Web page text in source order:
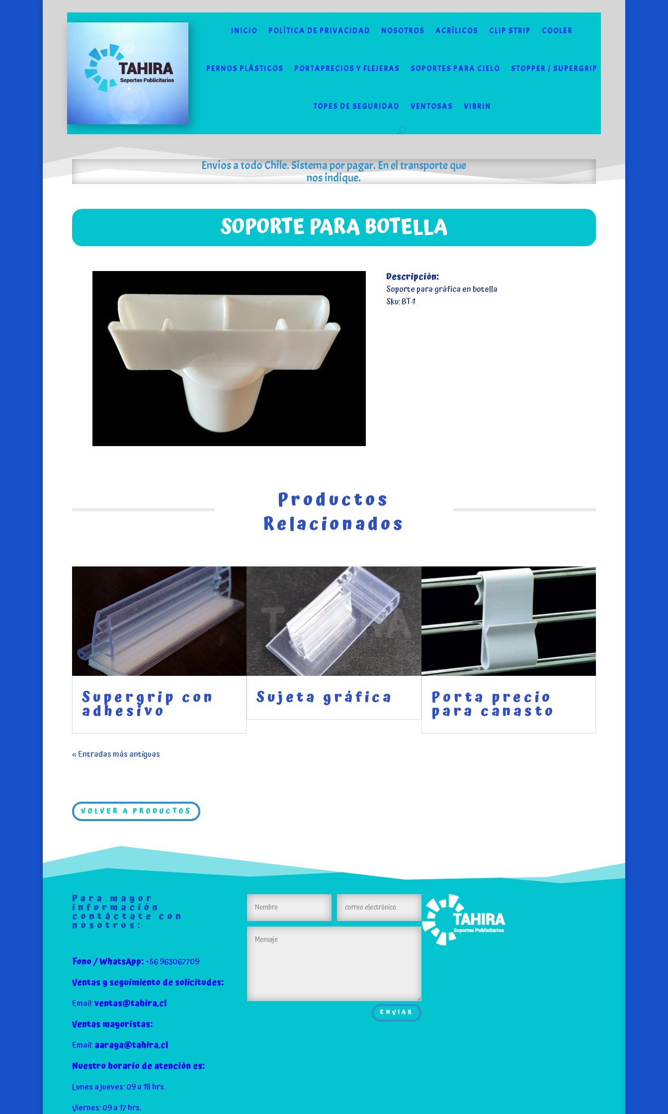
INICIO POLÍTICA DE PRIVACIDAD NOSOTROS ACRÍLICOS CLIP STRIP COOLER
PERNOS PLÁSTICOS PORTAPRECIOS Y FLEJERAS SOPORTES PARA CIELO STOPPER / SUPERGRIP
TOPES DE SEGURIDAD VENTOSAS VIBRIN
Envios a todo Chile. Sistema por pagar. En el transporte que
nos indique.
SOPORTE PARA BOTELLA
Descripción:
Soporte para gráfica en botella
Sku: BT-1
Productos
Relacionados
Supergrip con
adhesivo
Sujeta gráfica Porta precio
para canasto
« Entradas más antiguas
VOLVER A PRODUCTOS
Para mayor
información
contáctate con
nosotros:
Fono / WhatsApp:+56 963067709
Ventas y seguimiento de solicitudes:
Email:ventas@tahira.cl
Ventas mayoristas:
Email:aaraya@tahira.cl
Nuestro horario de atención es:
Lunes a jueves: 09 a 18 hrs.
Viernes: 09 a 17 hrs.
ENVIAR